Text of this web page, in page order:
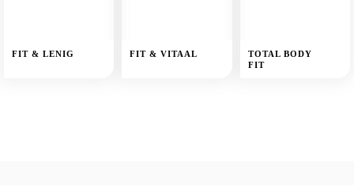
FIT & LENIG FIT & VITAAL
TOTAL BODY
FIT